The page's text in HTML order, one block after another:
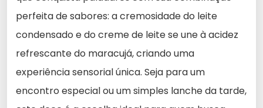
perfeita de sabores: a cremosidade do leite
condensado e do creme de leite se une à acidez
refrescante do maracujá, criando uma
experiência sensorial única. Seja para um
encontro especial ou um simples lanche da tarde,